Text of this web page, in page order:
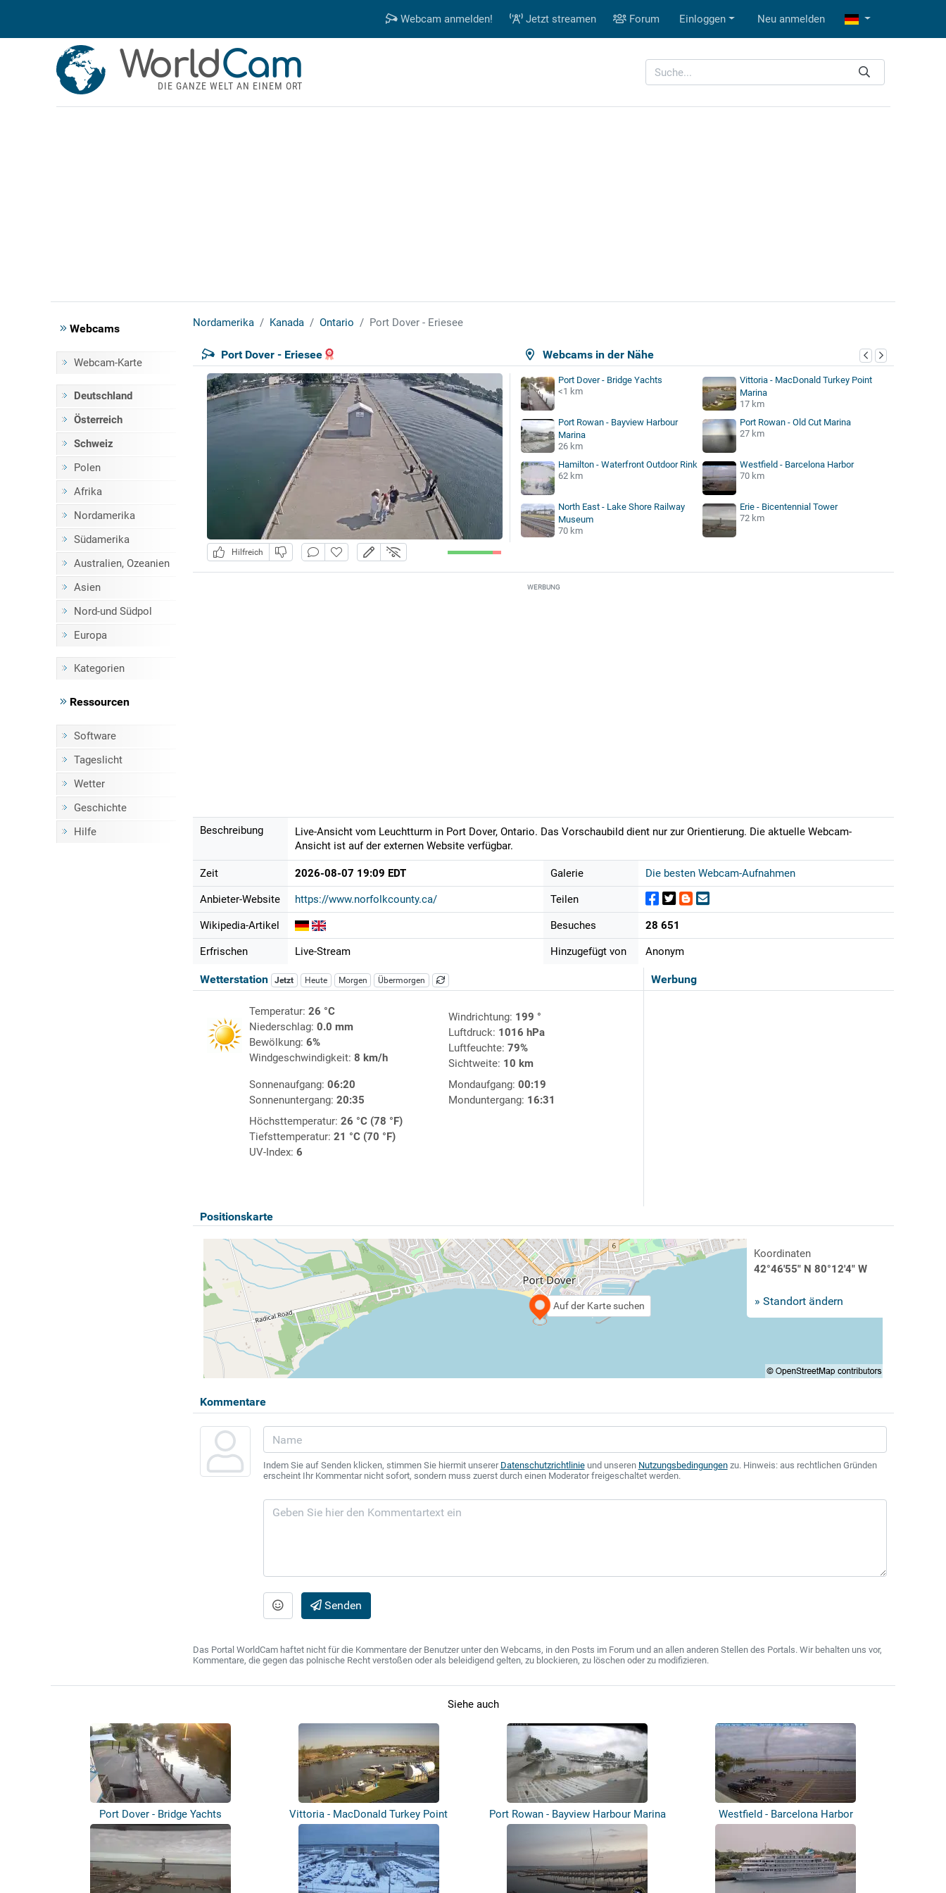
Webcam anmelden! Jetzt streamen Forum Einloggen Neu anmelden
WorldCam
DIE GANZE WELT AN EINEM ORT
Webcams
Webcam-Karte
Deutschland
Österreich
Schweiz
Polen
Afrika
Nordamerika
Südamerika
Australien, Ozeanien
Asien
Nord-und Südpol
Europa
Kategorien
Ressourcen
Software
Tageslicht
Wetter
Geschichte
Hilfe
Nordamerika Kanada Ontario Port Dover - Eriesee
Webcams in der Nähe
Port Dover - Eriesee
Hilfreich
Port Dover - Bridge Yachts
<1 km
Vittoria - MacDonald Turkey Point
Marina
17 km
Port Rowan - Bayview Harbour
Marina
26 km
Port Rowan - Old Cut Marina
27 km
Hamilton - Waterfront Outdoor Rink
62 km
Westfield - Barcelona Harbor
70 km
North East - Lake Shore Railway
Museum
70 km
Erie - Bicentennial Tower
72 km
WERBUNG
Beschreibung
Live-Ansicht vom Leuchtturm in Port Dover, Ontario. Das Vorschaubild dient nur zur Orientierung. Die aktuelle Webcam-
Ansicht ist auf der externen Website verfügbar.
Zeit 2026-08-07 19:09 EDT
Anbieter-Website https://www.norfolkcounty.ca/
Wikipedia-Artikel
Erfrischen Live-Stream
Galerie Die besten Webcam-Aufnahmen
Teilen
Besuches 28 651
Hinzugefügt von Anonym
Werbung
Wetterstation Jetzt Heute Morgen Übermorgen
Temperatur: 26 °C
Niederschlag: 0.0 mm
Bewölkung: 6%
Windgeschwindigkeit: 8 km/h
Windrichtung: 199 °
Luftdruck: 1016 hPa
Luftfeuchte: 79%
Sichtweite: 10 km
Sonnenaufgang: 06:20
Sonnenuntergang: 20:35
Mondaufgang: 00:19
Monduntergang: 16:31
Höchsttemperatur: 26 °C (78 °F)
Tiefsttemperatur: 21 °C (70 °F)
UV-Index: 6
Positionskarte
Auf der Karte suchen
Koordinaten
42°46'55" N 80°12'4" W
» Standort ändern
Kommentare
Indem Sie auf Senden klicken, stimmen Sie hiermit unserer Datenschutzrichtlinieund unseren Nutzungsbedingungenzu. Hinweis: aus rechtlichen Gründen
erscheint Ihr Kommentar nicht sofort, sondern muss zuerst durch einen Moderator freigeschaltet werden.
Senden
Das Portal WorldCam haftet nicht für die Kommentare der Benutzer unter den Webcams, in den Posts im Forum und an allen anderen Stellen des Portals. Wir behalten uns vor,
Kommentare, die gegen das polnische Recht verstoßen oder als beleidigend gelten, zu blockieren, zu löschen oder zu modifizieren.
Siehe auch
Port Dover - Bridge Yachts
Vittoria - MacDonald Turkey Point
Port Rowan - Bayview Harbour Marina Westfield - Barcelona Harbor